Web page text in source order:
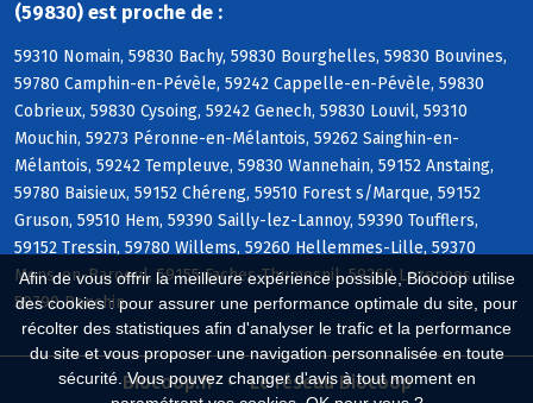
Afin de vous offrir la meilleure expérience possible, Biocoop utilise
des cookies : pour assurer une performance optimale du site, pour
récolter des statistiques afin d'analyser le trafic et la performance
du site et vous proposer une navigation personnalisée en toute
sécurité. Vous pouvez changer d'avis à tout moment en
(59830) est proche de :
59310 Nomain, 59830 Bachy, 59830 Bourghelles, 59830 Bouvines,
59780 Camphin-en-Pévèle, 59242 Cappelle-en-Pévèle, 59830
Cobrieux, 59830 Cysoing, 59242 Genech, 59830 Louvil, 59310
Mouchin, 59273 Péronne-en-Mélantois, 59262 Sainghin-en-
Mélantois, 59242 Templeuve, 59830 Wannehain, 59152 Anstaing,
59780 Baisieux, 59152 Chéreng, 59510 Forest s/Marque, 59152
Gruson, 59510 Hem, 59390 Sailly-lez-Lannoy, 59390 Toufflers,
59152 Tressin, 59780 Willems, 59260 Hellemmes-Lille, 59370
Mons-en-Baroeul, 59155 Faches-Thumesnil, 59260 Lezennes,
59790 Ronchin
Biocoop.fr Le réseau Biocoop